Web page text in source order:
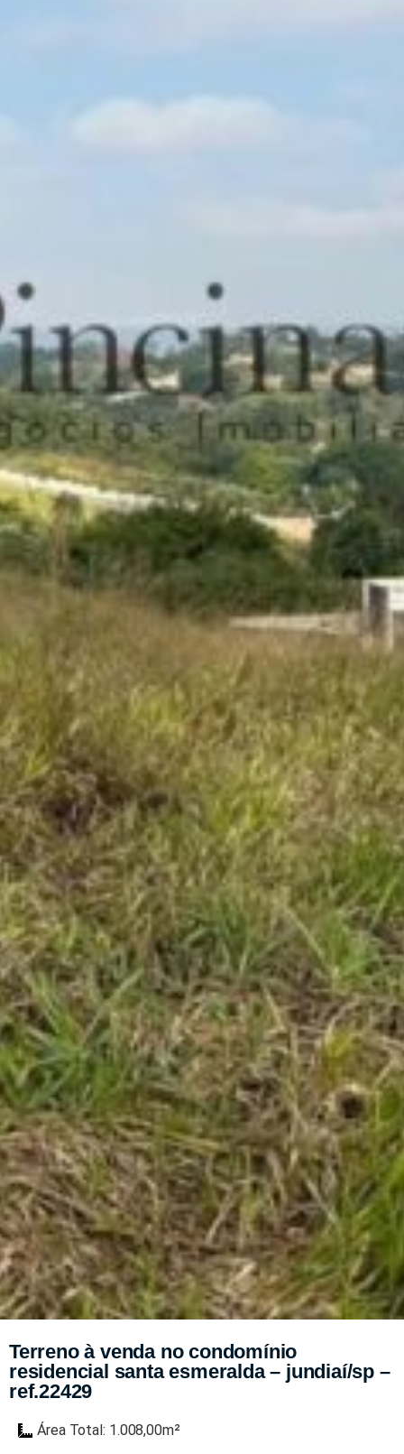
Terreno à venda no condomínio
residencial santa esmeralda – jundiaí/sp –
ref.22429
Área Total: 1.008,00m²